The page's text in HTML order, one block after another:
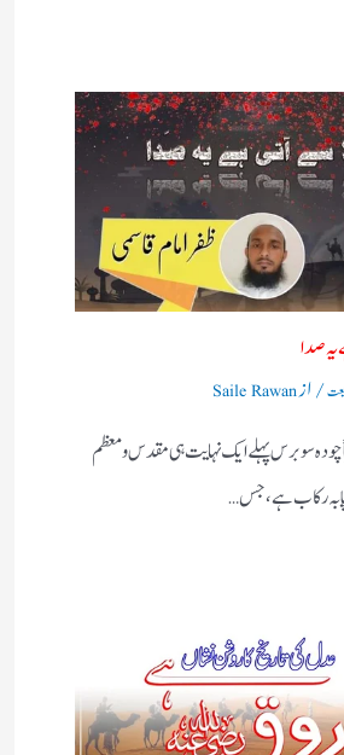
صدا
/ ازSaile Rawan
سو برس پہلے ایک نہایت ہی مقدس و معظم
پا بہ رکاب ہے، جس…